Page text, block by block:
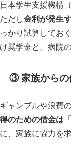
日本学生支援機構
ただし金利が発生
っかり試算してお
け奨学金と、病院
③ 家族からの
ギャンブルや浪費
得のための借金は
に、家族に協力を